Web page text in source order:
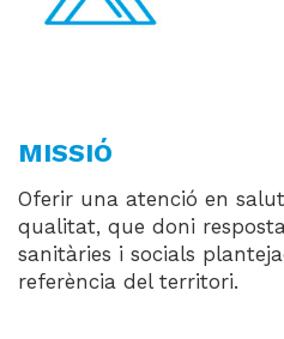
MISSIÓ
Oferir una atenció en
qualitat, que doni
sanitàries i socials
referència del territori.